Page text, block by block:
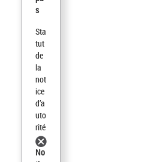
s
Sta
tut
de
la
not
ice
d’a
uto
rité
No